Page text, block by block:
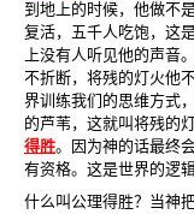
到地上的时候，他做不
复活，五千人吃饱，这
上没有人听见他的声音
不折断，将残的灯火他
界训练我们的思维方式
的芦苇，这就叫将残的
得胜。因为神的话最终
有资格。这是世界的逻辑
什么叫公理得胜？当神